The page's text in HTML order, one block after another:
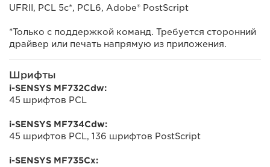
UFRII, PCL 5c*, PCL6, Adobe® PostScript
*Только с поддержкой команд. Требуется сторонний
драйвер или печать напрямую из приложения.
Шрифты
i-SENSYS MF732Cdw:
45 шрифтов PCL
i-SENSYS MF734Cdw:
45 шрифтов PCL, 136 шрифтов PostScript
i-SENSYS MF735Cx: